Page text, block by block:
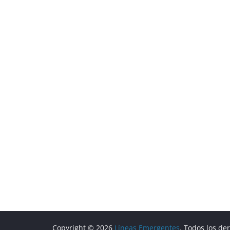
Copyright © 2026 Líneas Emergentes. Todos los